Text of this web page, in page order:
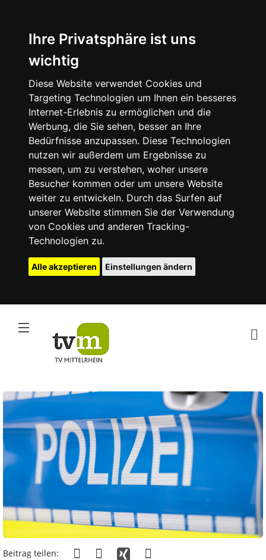
Ihre Privatsphäre ist uns
wichtig
Diese Website verwendet Cookies und
Targeting Technologien um Ihnen ein besseres
Internet-Erlebnis zu ermöglichen und die
Werbung, die Sie sehen, besser an Ihre
Bedürfnisse anzupassen. Diese Technologien
nutzen wir außerdem um Ergebnisse zu
messen, um zu verstehen, woher unsere
Besucher kommen oder um unsere Website
weiter zu entwickeln. Durch das Surfen auf
unserer Website stimmen Sie der Verwendung
von Cookies und anderen Tracking-
Technologien zu.
Alle akzeptieren Einstellungen ändern
Beitrag teilen: